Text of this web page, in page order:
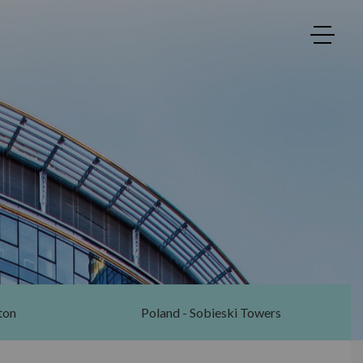
Poland - Sobieski Towers